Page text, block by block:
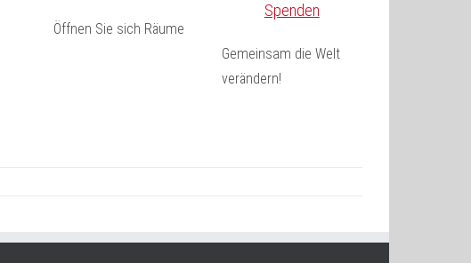
Öffnen Sie sich Räume
Spenden
Gemeinsam die Welt
verändern!